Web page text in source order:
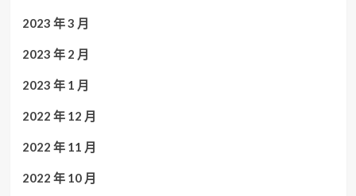
2023 年 3 月
2023 年 2 月
2023 年 1 月
2022 年 12 月
2022 年 11 月
2022 年 10 月